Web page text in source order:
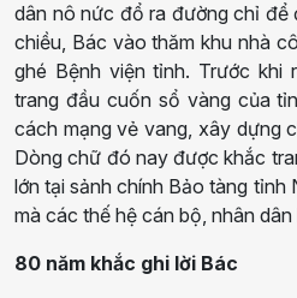
dân nô nức đổ ra đường chỉ để
chiều, Bác vào thăm khu nhà
ghé Bệnh viện tỉnh. Trước khi
trang đầu cuốn sổ vàng của
cách mạng vẻ vang, xây dựng
Dòng chữ đó nay được khắc
lớn tại sảnh chính Bảo tàng tỉnh
mà các thế hệ cán bộ, nhân
80 năm khắc ghi lời Bác